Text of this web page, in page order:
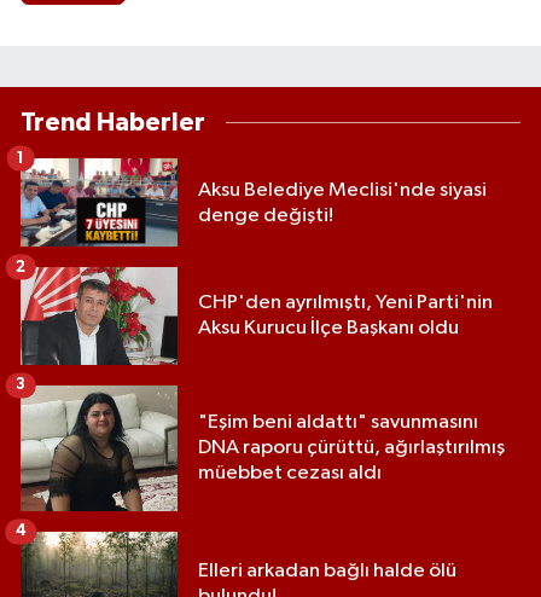
Trend Haberler
Aksu Belediye Meclisi'nde siyasi
denge değişti!
1
CHP'den ayrılmıştı, Yeni Parti'nin
Aksu Kurucu İlçe Başkanı oldu
2
"Eşim beni aldattı" savunmasını
DNA raporu çürüttü, ağırlaştırılmış
müebbet cezası aldı
3
Elleri arkadan bağlı halde ölü
4